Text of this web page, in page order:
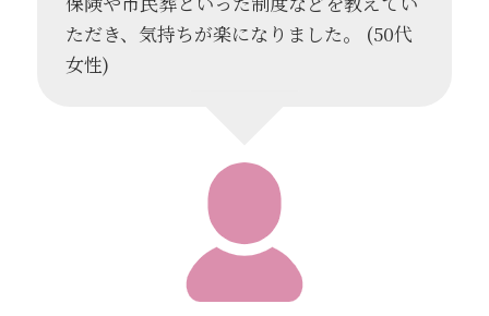
ただき、気持ちが楽になりました。 (50代
女性)